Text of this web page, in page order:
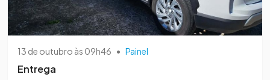
13 de outubro às 09h46 • Painel
Entrega